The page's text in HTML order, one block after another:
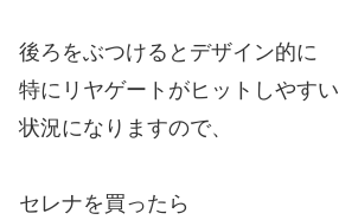
後ろをぶつけるとデザイン的に
特にリヤゲートがヒットしやすい
状況になりますので、
セレナを買ったら